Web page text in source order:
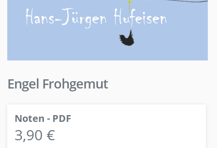
Engel Frohgemut
Noten - PDF
3,90 €